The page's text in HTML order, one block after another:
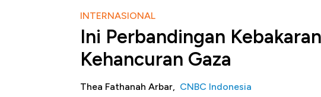
INTERNASIONAL
Ini Perbandingan
Kehancuran Gaza
Thea Fathanah Arbar, CNBC Indonesia